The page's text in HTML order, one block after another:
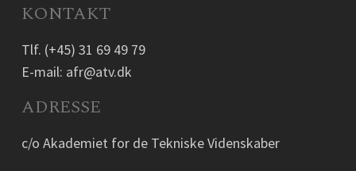
KONTAKT
Tlf. (+45) 31 69 49 79
E-mail: afr@atv.dk
ADRESSE
c/o Akademiet for de Tekniske Videnskaber